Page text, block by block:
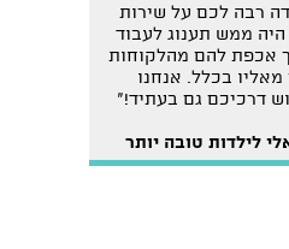
רבה לכם על שירות
היה ממש תענוג לעבוד
אכפת להם מהלקוחות
בכלל. אנחנו
דרכיכם גם בעתיד!"
לילדות טובה יותר